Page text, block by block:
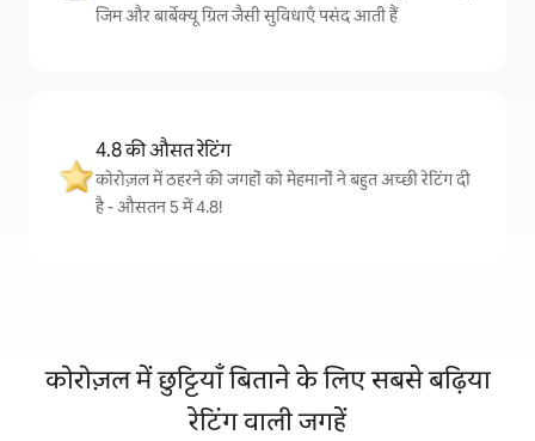
जिम और बार्बेक्यू ग्रिल जैसी सुविधाएँ पसंद आती हैं
4.8 की औसत रेटिंग
कोरोज़ल में ठहरने की जगहों को मेहमानों ने बहुत अच्छी रेटिंग दी
है - औसतन 5 में 4.8!
कोरोज़ल में छुट्टियाँ बिताने के लिए सबसे बढ़िया
रेटिंग वाली जगहें